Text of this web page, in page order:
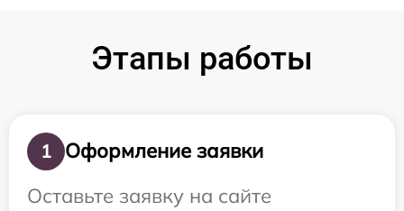
Этапы работы
1
Оформление заявки
Оставьте заявку на сайте